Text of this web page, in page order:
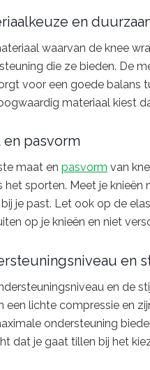
en
waarvan de knee
die ze bieden. De
voor een goede balans
materiaal kiest
en pasvorm
maat en pasvorm van
het sporten. Meet je
je past. Let ook op de
op je knieën en niet
en
en de
een lichte compressie en
ondersteuning
dat je gaat tillen bij het